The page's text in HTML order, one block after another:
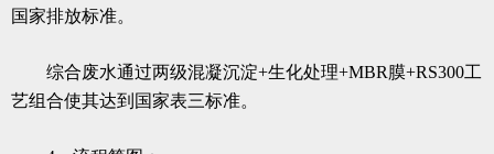
国家排放标准。
综合废水通过两级混凝沉淀+生化处理+MBR膜+RS300工
艺组合使其达到国家表三标准。